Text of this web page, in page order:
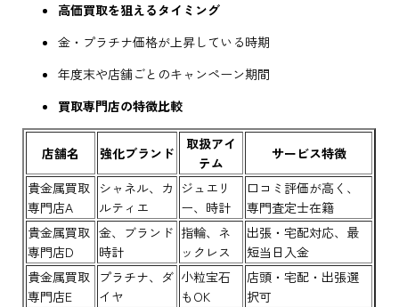
高価買取を狙えるタイミング
金・プラチナ価格が上昇している時期
年度末や店舗ごとのキャンペーン期間
買取専門店の特徴比較
店舗名 強化ブランド
取扱アイ
テム
サービス特徴
貴金属買取
専門店A
シャネル、カ
ルティエ
ジュエリ
ー、時計
口コミ評価が高く、
専門査定士在籍
貴金属買取
専門店D
金、ブランド
時計
指輪、ネ
ックレス
出張・宅配対応、最
短当日入金
貴金属買取
専門店E
プラチナ、ダ
イヤ
小粒宝石
もOK
店頭・宅配・出張選
択可